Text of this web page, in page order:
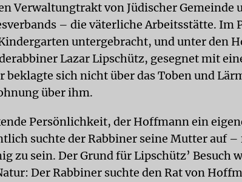
Verwaltungtrakt von Jüdischer Gemeinde
– die väterliche Arbeitsstätte. Im
untergebracht, und unter den
Lazar Lipschütz, gesegnet mit
beklagte sich nicht über das Toben und
über ihm.
Persönlichkeit, der Hoffmann ein
suchte der Rabbiner seine Mutter auf
zu sein. Der Grund für Lipschütz’ Besuch
Der Rabbiner suchte den Rat von